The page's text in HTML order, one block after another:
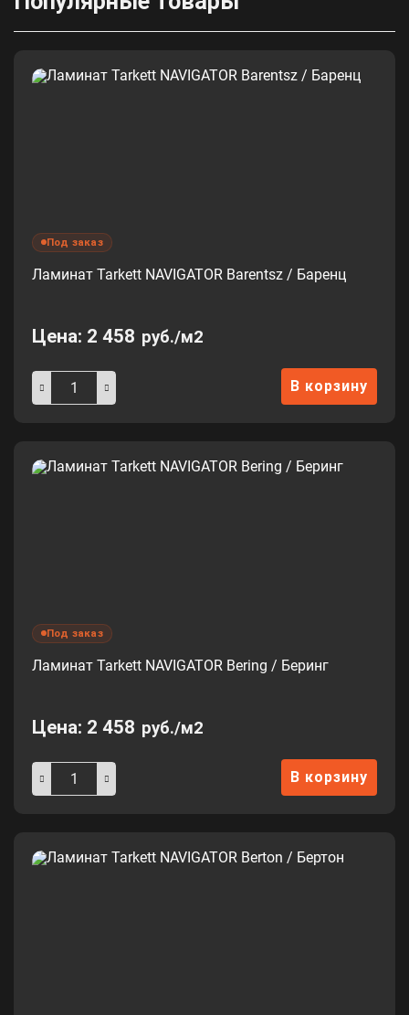
Под заказ
Ламинат Tarkett NAVIGATOR Barentsz / Баренц
Цена: 2 458 руб./м2
В корзину
Под заказ
Ламинат Tarkett NAVIGATOR Bering / Беринг
Цена: 2 458 руб./м2
В корзину